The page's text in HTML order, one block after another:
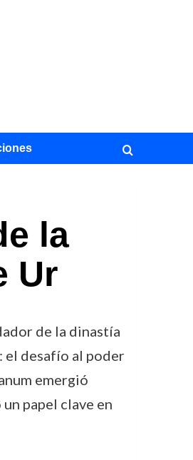
la
Ur
de la dinastía
el desafío al poder
emergió
papel clave en